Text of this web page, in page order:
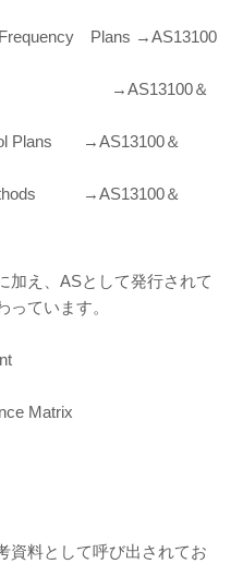
Plans →AS13100
→AS13100＆
Plans →AS13100＆
→AS13100＆
加え、ASとして発行されて
ています。
Matrix
資料として呼び出されてお